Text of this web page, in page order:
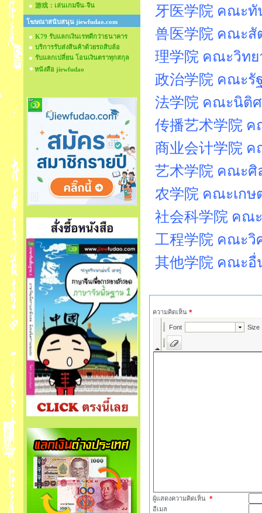
游戏：เล่นเกมจีน-จีน
โฆษณาสนับสนุน jiewfudao.com
K79 รับแลกเงินเรทดีกว่าธนาคาร
บริการรับส่งสินค้าด้วยรถสิบล้อ
รับแลกเปลี่ยน โอนเงินตราทุกสกุล
หนังสือ jiewfudao
牙医学院 คณะ
兽医学院 คณะ
理学院 คณะวิท
政治学院 คณะรั
法学院 คณะนิติ
传播艺术学院
商业会计学院
艺术学院 คณะศิ
农学院 คณะเกษ
社会科学院 คณ
工程学院 คณะวิ
其他学院 คณะ
ความคิดเห็น *
ผู้แสดงความคิดเห็น *
อีเมล